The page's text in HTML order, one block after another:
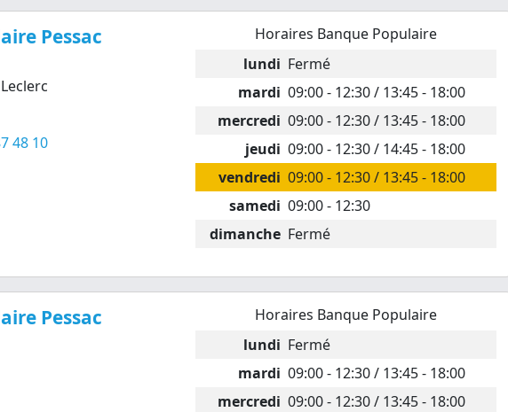
Pessac
48 10
Horaires Banque Populaire
lundi Fermé
mardi 09:00 - 12:30 / 13:45 - 18:00
mercredi 09:00 - 12:30 / 13:45 - 18:00
jeudi 09:00 - 12:30 / 14:45 - 18:00
vendredi 09:00 - 12:30 / 13:45 - 18:00
samedi 09:00 - 12:30
dimanche Fermé
Pessac
Horaires Banque Populaire
lundi Fermé
mardi 09:00 - 12:30 / 13:45 - 18:00
mercredi 09:00 - 12:30 / 13:45 - 18:00